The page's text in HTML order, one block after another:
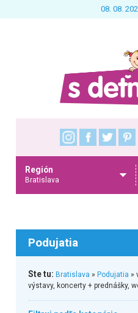
08. 08.
Región
Bratislava
Podujatia
Ste tu: Bratislava » Podujatia »
výstavy, koncerty + prednášky,